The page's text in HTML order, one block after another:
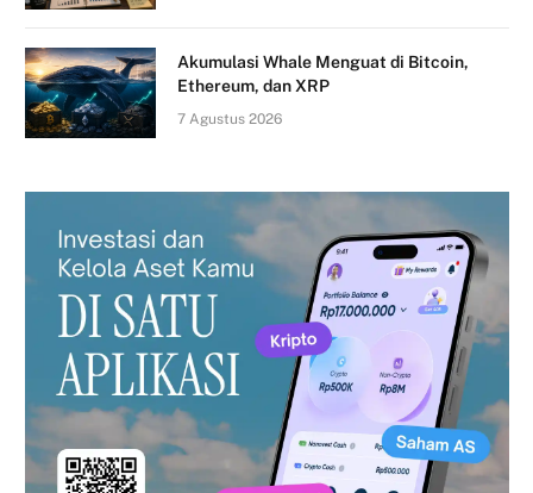
Akumulasi Whale Menguat di Bitcoin,
Ethereum, dan XRP
7 Agustus 2026